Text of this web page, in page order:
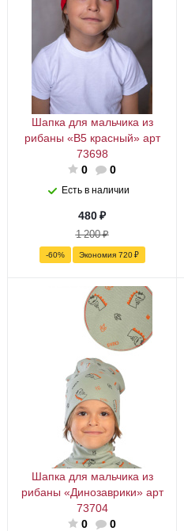
Шапка для мальчика из
рибаны «В5 красный» арт
73698
0
0
Есть в наличии
480₽
1 200₽
-60% Экономия 720₽
Шапка для мальчика из
рибаны «Динозаврики» арт
73704
0
0